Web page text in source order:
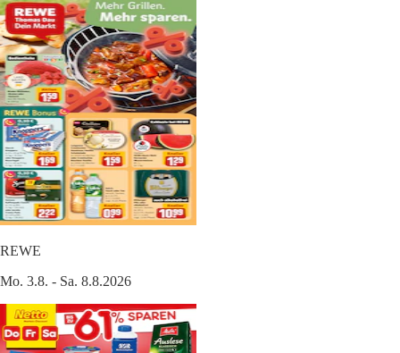
REWE
Mo. 3.8. - Sa. 8.8.2026